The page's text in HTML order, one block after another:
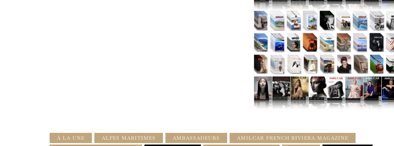
À LA UNE ALPES MARITIMES AMBASSADEURS
AMILCAR FRENCH RIVIERA MAGAZINE